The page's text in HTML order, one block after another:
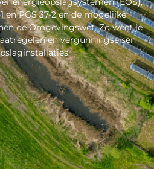
en PGS 37-2 en de mogelijke
de Omgevingswet. Zo weet je
en vergunningseisen